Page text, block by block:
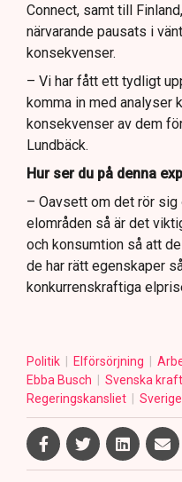
Connect, samt till
närvarande pausats i
konsekvenser.
– Vi har fått ett tydligt
komma in med analyser
konsekvenser av dem
Lundbäck.
Hur ser du på denna
– Oavsett om det rör
elområden så är det
och konsumtion så att
de har rätt egenskaper
konkurrenskraftiga
Politik Elförsörjning
Ebba Busch
Svenska
Regeringskansliet
Sverige